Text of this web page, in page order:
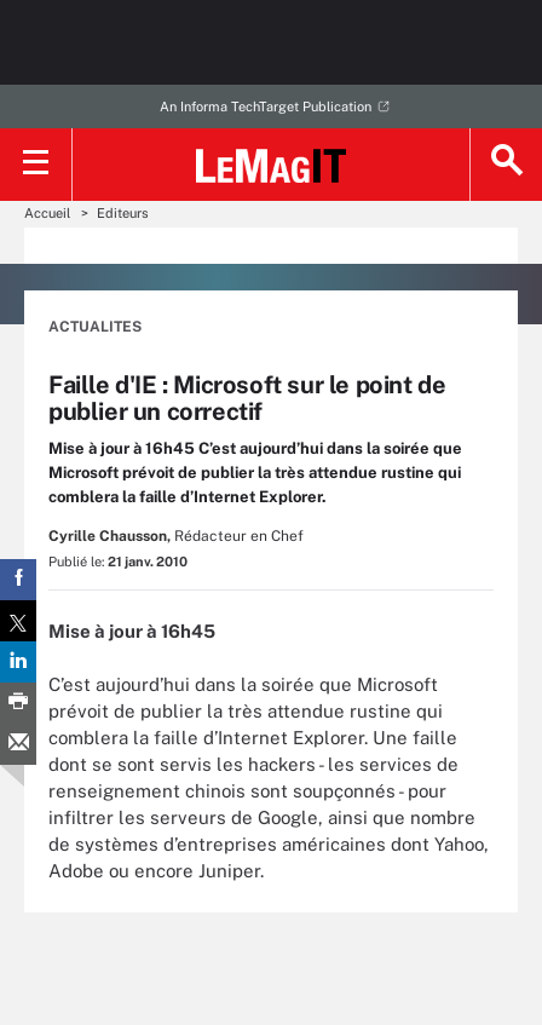
An Informa TechTarget Publication
Accueil Editeurs
ACTUALITES
Faille d'IE : Microsoft sur le point de
publier un correctif
Mise à jour à 16h45 C’est aujourd’hui dans la soirée que
Microsoft prévoit de publier la très attendue rustine qui
comblera la faille d’Internet Explorer.
Cyrille Chausson, Rédacteur en Chef
Publié le: 21 janv. 2010
Mise à jour à 16h45
C’est aujourd’hui dans la soirée que Microsoft
prévoit de publier la très attendue rustine qui
comblera la faille d’Internet Explorer. Une faille
dont se sont servis les hackers - les services de
renseignement chinois sont soupçonnés - pour
infiltrer les serveurs de Google, ainsi que nombre
de systèmes d’entreprises américaines dont Yahoo,
Adobe ou encore Juniper.